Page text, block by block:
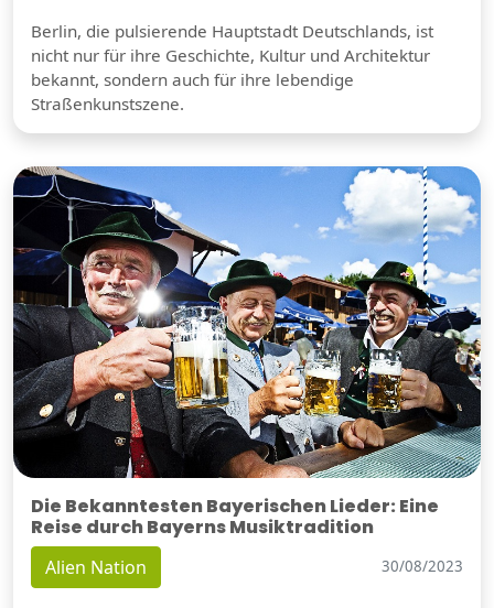
Berlin, die pulsierende Hauptstadt Deutschlands, ist
nicht nur für ihre Geschichte, Kultur und Architektur
bekannt, sondern auch für ihre lebendige
Straßenkunstszene.
Die Bekanntesten Bayerischen Lieder: Eine
Reise durch Bayerns Musiktradition
Alien Nation 30/08/2023